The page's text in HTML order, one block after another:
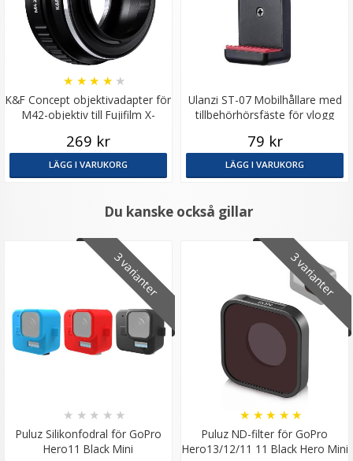
K&F Concept objektivadapter för
M42-objektiv till Fujifilm X-
★ ★ ★ ★ ★
269 kr
LÄGG I VARUKORG
Ulanzi ST-07 Mobilhållare med
tillbehörhörsfäste för vlogg
79 kr
LÄGG I VARUKORG
Du kanske också gillar
3 varianter
Puluz Silikonfodral för GoPro
Hero11 Black Mini
★ ★ ★ ★ ★
3 varianter
Puluz ND-filter för GoPro
Hero13/12/11 11 Black Hero Mini
★ ★ ★ ★ ★